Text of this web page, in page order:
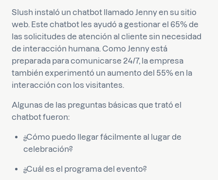
Slush instaló un chatbot llamado Jenny en su sitio
web. Este chatbot les ayudó a gestionar el 65% de
las solicitudes de atención al cliente sin necesidad
de interacción humana. Como Jenny está
preparada para comunicarse 24/7, la empresa
también experimentó un aumento del 55% en la
interacción con los visitantes.
Algunas de las preguntas básicas que trató el
chatbot fueron:
¿Cómo puedo llegar fácilmente al lugar de
celebración?
¿Cuál es el programa del evento?